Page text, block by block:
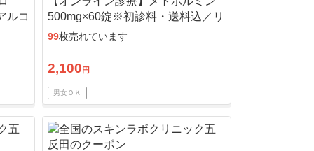
ルコ
500mg×60錠※初診料・送料込／リ
ピート可
99枚売れています
2,100 円
男女ＯＫ